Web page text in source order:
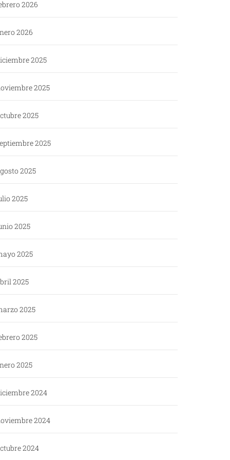
2026
2026
2025
2025
2025
2025
2025
2025
2025
2025
2025
2025
2025
2025
2024
2024
2024